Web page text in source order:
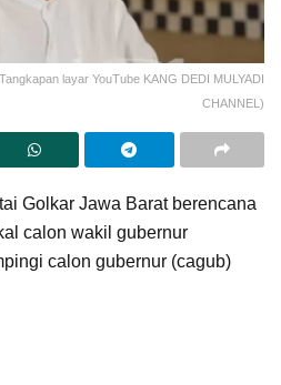
layar YouTube KANG DEDI MULYADI
CHANNEL)
Golkar Jawa Barat berencana
calon wakil gubernur
calon gubernur (cagub)